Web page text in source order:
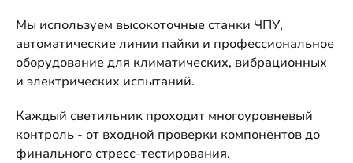
Мы используем высокоточные станки ЧПУ,
автоматические линии пайки и профессиональное
оборудование для климатических, вибрационных
и электрических испытаний.
Каждый светильник проходит многоуровневый
контроль - от входной проверки компонентов до
финального стресс-тестирования.